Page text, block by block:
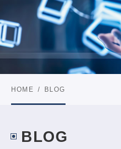
HOME BLOG
BLOG